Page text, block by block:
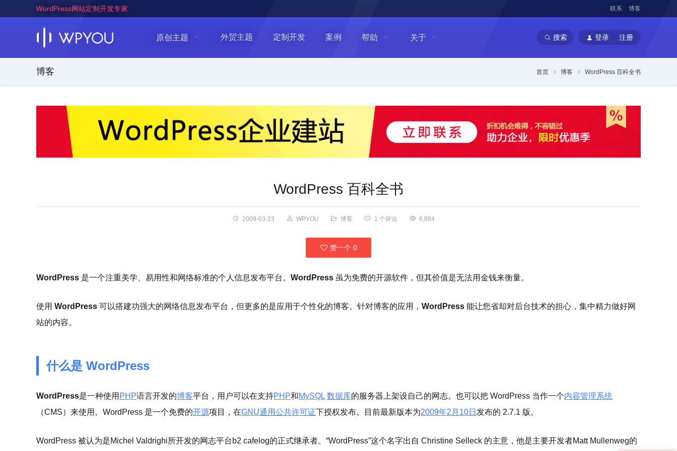
WordPress网站定制开发专家 联系 博客
原创主题 外贸主题 定制开发 案例 帮助 关于 搜索 登录 注册
博客 首页 博客 WordPress 百科全书
WordPress 百科全书
2009-03-23 WPYOU 博客 1 个评论 6,884
赞一个 0
WordPress 是一个注重美学、易用性和网络标准的个人信息发布平台。 WordPress 虽为免费的开源软件，但其价值是无法用金钱来衡量。
使用 WordPress 可以搭建功强大的网络信息发布平台，但更多的是应用于个性化的博客。针对博客的应用， WordPress 能让您省却对后台技术的担心，集中精力做好网
站的内容。
什么是 WordPress
WordPress是一种使用 PHP语言开发的博客平台，用户可以在支持PHP和MySQL 数据库的服务器上架设自己的网志。也可以把 WordPress 当作一个内容管理系统
（CMS）来使用。WordPress 是一个免费的开源项目，在GNU通用公共许可证下授权发布。目前最新版本为2009年2月10日 发布的 2.7.1 版。
WordPress 被认为是Michel Valdrighi所开发的网志平台b2 cafelog的正式继承者。“WordPress”这个名字出自 Christine Selleck 的主意，他是主要开发者Matt Mullenweg的